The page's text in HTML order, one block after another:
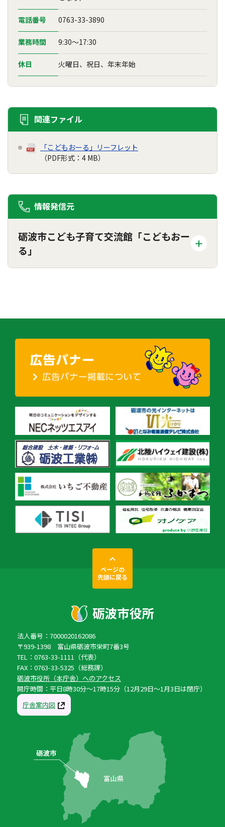
電話番号 0763-33-3890
業務時間 9:30～17:30
休日 火曜日、祝日、年末年始
関連ファイル
「こどもおーる」リーフレット
（PDF形式：4 MB）
情報発信元
砺波市こども子育て交流館「こどもおー
る」
ページの
先頭に戻る
法人番号：7000020162086
〒939-1398 富山県砺波市栄町7番3号
TEL：0763-33-1111（代表）
FAX：0763-33-5325（総務課）
砺波市役所（本庁舎）へのアクセス
開庁時間：平日8時30分〜17時15分（12月29日〜1月3日は閉庁）
庁舎案内図